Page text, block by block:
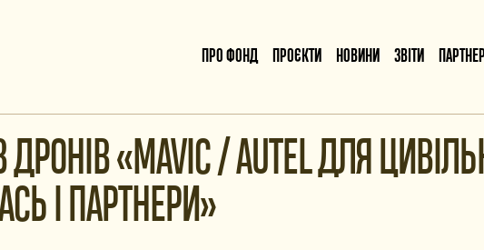
ПРО ФОНД ПРОЄКТИ НОВИНИ ЗВІТИ
ДРОНІВ «MAVIC / AUTEL ДЛЯ
І ПАРТНЕРИ»